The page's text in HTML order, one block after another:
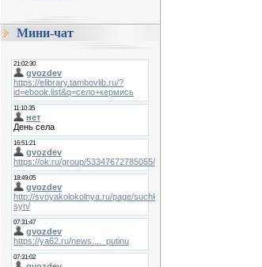
Мини-чат